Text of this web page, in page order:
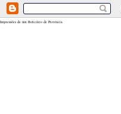
<$BlogRSDUrl$>
Impressões de um Boticário de Província